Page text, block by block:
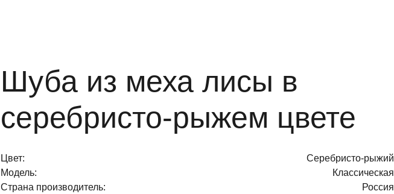
Шуба из меха лисы в
серебристо-рыжем цвете
Цвет:
Серебристо-рыжий
Модель:
Классическая
Страна производитель:
Россия